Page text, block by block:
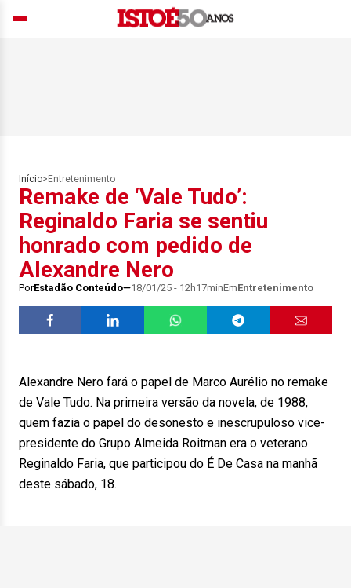
Início> Entretenimento
Remake de ‘Vale Tudo’:
Reginaldo Faria se sentiu
honrado com pedido de
Alexandre Nero
PorEstadão Conteúdo 18/01/25 - 12h17minEmEntretenimento
Alexandre Nero fará o papel de Marco Aurélio no remake
de Vale Tudo. Na primeira versão da novela, de 1988,
quem fazia o papel do desonesto e inescrupuloso vice-
presidente do Grupo Almeida Roitman era o veterano
Reginaldo Faria, que participou do É De Casa na manhã
deste sábado, 18.